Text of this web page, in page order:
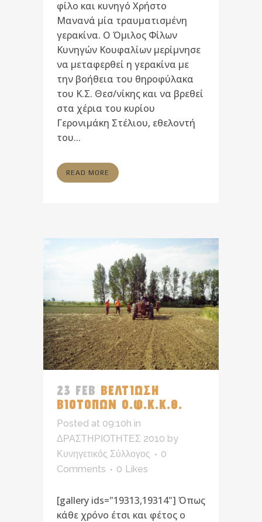
φίλο και κυνηγό Χρήστο
Μανανά μία τραυματισμένη
γερακίνα. Ο Όμιλος Φίλων
Κυνηγών Κουφαλίων μερίμνησε
να μεταφερθεί η γερακίνα με
την βοήθεια του θηροφύλακα
του Κ.Σ. Θεσ/νίκης και να βρεθεί
στα χέρια του κυρίου
Γερονιμάκη Στέλιου, εθελοντή
του...
READ MORE
23 FEB ΒΕΛΤΙΩΣΗ
ΒΙΟΤΟΠΩΝ Ο.Φ.Κ.Κ.Θ.
Posted at 09:10h in
ΔΡΑΣΤΗΡΙΟΤΗΤΕΣ 2010 by
Κυνηγετικός Σύλλογος
0
Comments
0 Likes
[gallery ids="19313,19314"] Όπως
κάθε χρόνο έτσι και φέτος ο